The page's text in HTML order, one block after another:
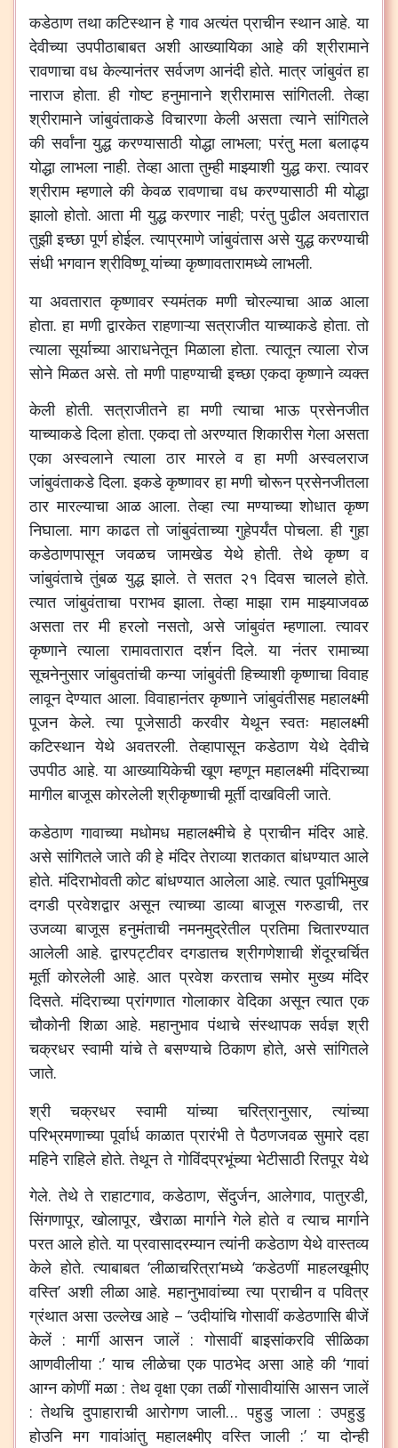
कडेठाण तथा कटिस्थान हे गाव अत्यंत प्राचीन स्थान आहे.या
देवीच्या उपपीठाबाबत अशी आख्यायिका आहे की श्रीरामाने
रावणाचा वध केल्यानंतर सर्वजण आनंदी होते.मात्र जांबुवंत हा
नाराज होता.ही गोष्ट हनुमानाने श्रीरामास सांगितली.तेव्हा
श्रीरामाने जांबुवंताकडे विचारणा केली असता त्याने सांगितले
की सर्वांना युद्ध करण्यासाठी योद्धा लाभला;परंतु मला बलाढ्य
योद्धा लाभला नाही.तेव्हा आता तुम्ही माझ्याशी युद्ध करा.त्यावर
श्रीराम म्हणाले की केवळ रावणाचा वध करण्यासाठी मी योद्धा
झालो होतो.आता मी युद्ध करणार नाही;परंतु पुढील अवतारात
तुझी इच्छा पूर्ण होईल.त्याप्रमाणे जांबुवंतास असे युद्ध करण्याची
संधी भगवान श्रीविष्णू यांच्या कृष्णावतारामध्ये लाभली.
या अवतारात कृष्णावर स्यमंतक मणी चोरल्याचा आळ आला
होता.हा मणी द्वारकेत राहणाऱ्या सत्राजीत याच्याकडे होता.तो
त्याला सूर्याच्या आराधनेतून मिळाला होता.त्यातून त्याला रोज
सोने मिळत असे. तो मणी पाहण्याची इच्छा एकदा कृष्णाने व्यक्त
केली होती.सत्राजीतने हा मणी त्याचा भाऊ प्रसेनजीत
याच्याकडे दिला होता.एकदा तो अरण्यात शिकारीस गेला असता
एका अस्वलाने त्याला ठार मारले व हा मणी अस्वलराज
जांबुवंताकडे दिला.इकडे कृष्णावर हा मणी चोरून प्रसेनजीतला
ठार मारल्याचा आळ आला.तेव्हा त्या मण्याच्या शोधात कृष्ण
निघाला.माग काढत तो जांबुवंताच्या गुहेपर्यंत पोचला.ही गुहा
कडेठाणपासून जवळच जामखेड येथे होती.तेथे कृष्ण व
जांबुवंताचे तुंबळ युद्ध झाले.ते सतत २१ दिवस चालले होते.
त्यात जांबुवंताचा पराभव झाला.तेव्हा माझा राम माझ्याजवळ
असता तर मी हरलो नसतो,असे जांबुवंत म्हणाला.त्यावर
कृष्णाने त्याला रामावतारात दर्शन दिले.या नंतर रामाच्या
सूचनेनुसार जांबुवतांची कन्या जांबुवंती हिच्याशी कृष्णाचा विवाह
लावून देण्यात आला.विवाहानंतर कृष्णाने जांबुवंतीसह महालक्ष्मी
पूजन केले.त्या पूजेसाठी करवीर येथून स्वतः महालक्ष्मी
कटिस्थान येथे अवतरली.तेव्हापासून कडेठाण येथे देवीचे
उपपीठ आहे.या आख्यायिकेची खूण म्हणून महालक्ष्मी मंदिराच्या
मागील बाजूस कोरलेली श्रीकृष्णाची मूर्ती दाखविली जाते.
कडेठाण गावाच्या मधोमध महालक्ष्मीचे हे प्राचीन मंदिर आहे.
असे सांगितले जाते की हे मंदिर तेराव्या शतकात बांधण्यात आले
होते.मंदिराभोवती कोट बांधण्यात आलेला आहे.त्यात पूर्वाभिमुख
दगडी प्रवेशद्वार असून त्याच्या डाव्या बाजूस गरुडाची,तर
उजव्या बाजूस हनुमंताची नमनमुद्रेतील प्रतिमा चितारण्यात
आलेली आहे.द्वारपट्टीवर दगडातच श्रीगणेशाची शेंदूरचर्चित
मूर्ती कोरलेली आहे.आत प्रवेश करताच समोर मुख्य मंदिर
दिसते.मंदिराच्या प्रांगणात गोलाकार वेदिका असून त्यात एक
चौकोनी शिळा आहे.महानुभाव पंथाचे संस्थापक सर्वज्ञ श्री
चक्रधर स्वामी यांचे ते बसण्याचे ठिकाण होते,असे सांगितले
जाते.
श्री
चक्रधर स्वामी यांच्या चरित्रानुसार,त्यांच्या
परिभ्रमणाच्या पूर्वार्ध काळात प्रारंभी ते पैठणजवळ सुमारे दहा
महिने राहिले होते.तेथून ते गोविंदप्रभूंच्या भेटीसाठी रितपूर येथे
गेले.तेथे ते राहाटगाव,कडेठाण,सेंदुर्जन,आलेगाव,पातुरडी,
सिंगणापूर,खोलापूर,खैराळा मार्गाने गेले होते व त्याच मार्गाने
परत आले होते.या प्रवासादरम्यान त्यांनी कडेठाण येथे वास्तव्य
केले होते.त्याबाबत‘लीळाचरित्रा’मध्ये‘कडेठणीं माहलखूमीए
वस्ति’ अशी लीळा आहे.महानुभावांच्या त्या प्राचीन व पवित्र
ग्रंथात असा उल्लेख आहे – ‘उदीयांचि गोसावीं कडेठणासि बीजें
केलें :मार्गी आसन जालें :गोसावीं बाइसांकरवि सीळिका
आणवीलीया:’याच लीळेचा एक पाठभेद असा आहे की‘गावां
आग्न कोणीं मळा:तेथ वृक्षा एका तळीं गोसावीयांसि आसन जालें
:तेथचि दुपाहाराची आरोगण जाली…पहुडु जाला:उपहुडु
होउनि मग गावांआंतु महालक्ष्मीए वस्ति जाली:’या दोन्ही